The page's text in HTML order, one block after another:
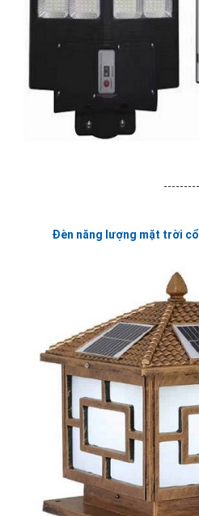
Đèn năng lượng mặt trời